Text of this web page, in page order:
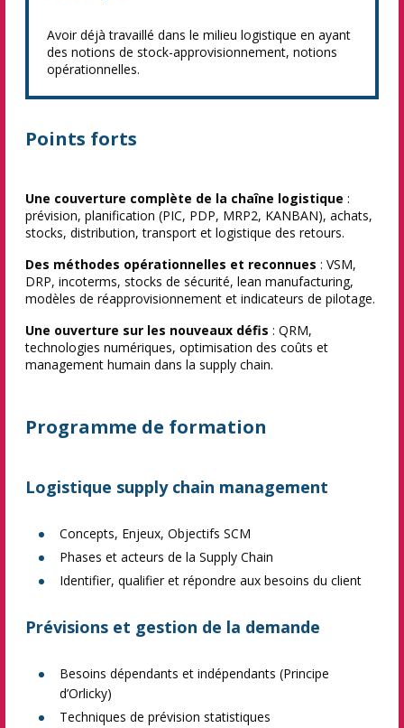
Avoir déjà travaillé dans le milieu logistique en ayant
des notions de stock-approvisionnement, notions
opérationnelles.
Points forts
Une couverture complète de la chaîne logistique :
prévision, planification (PIC, PDP, MRP2, KANBAN), achats,
stocks, distribution, transport et logistique des retours.
Des méthodes opérationnelles et reconnues : VSM,
DRP, incoterms, stocks de sécurité, lean manufacturing,
modèles de réapprovisionnement et indicateurs de pilotage.
Une ouverture sur les nouveaux défis : QRM,
technologies numériques, optimisation des coûts et
management humain dans la supply chain.
Programme de formation
Logistique supply chain management
Concepts, Enjeux, Objectifs SCM
Phases et acteurs de la Supply Chain
Identifier, qualifier et répondre aux besoins du client
Prévisions et gestion de la demande
Besoins dépendants et indépendants (Principe
d’Orlicky)
Techniques de prévision statistiques